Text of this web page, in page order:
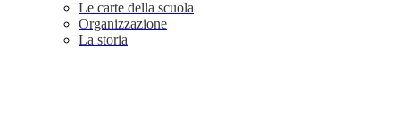
Le carte della scuola
Organizzazione
La storia